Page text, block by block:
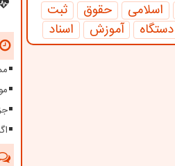
اسلامی حقوق
ثبت
دستگاه آموزش اسناد